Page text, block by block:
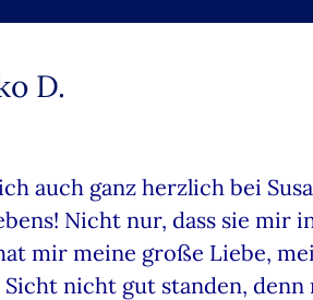
D.
auch ganz herzlich bei
Nicht nur, dass sie
mir meine große Liebe,
nicht gut standen,